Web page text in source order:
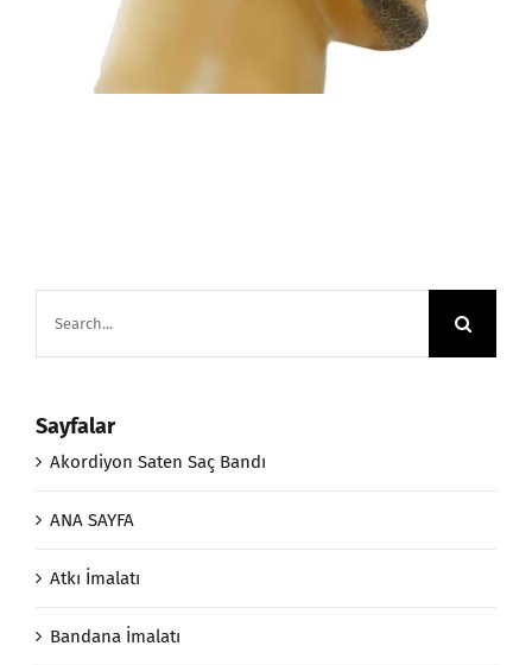
Sayfalar
Akordiyon Saten Saç Bandı
ANA SAYFA
Atkı İmalatı
Bandana İmalatı